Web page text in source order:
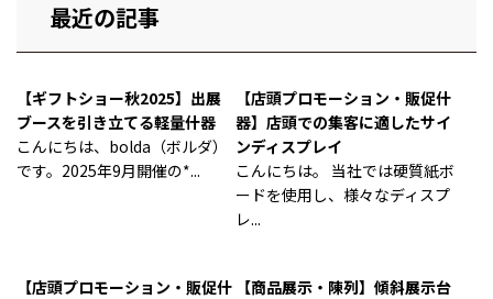
最近の記事
【ギフトショー秋2025】出展
ブースを引き立てる軽量什器
こんにちは、bolda（ボルダ）
です。2025年9月開催の*...
【店頭プロモーション・販促什
器】店頭での集客に適したサイ
ンディスプレイ
こんにちは。 当社では硬質紙ボ
ードを使用し、様々なディスプ
レ...
【店頭プロモーション・販促什 【商品展示・陳列】傾斜展示台